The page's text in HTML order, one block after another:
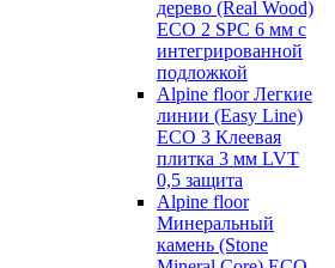
дерево (Real Wood)
ECO 2 SPC 6 мм с
интегрированной
подложкой
Alpine floor Легкие
линии (Easy Line)
ECO 3 Клеевая
плитка 3 мм LVT
0,5 защита
Alpine floor
Минеральный
камень (Stone